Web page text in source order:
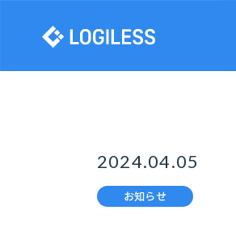
株式会社ロジレス
2024.04.05
お知らせ